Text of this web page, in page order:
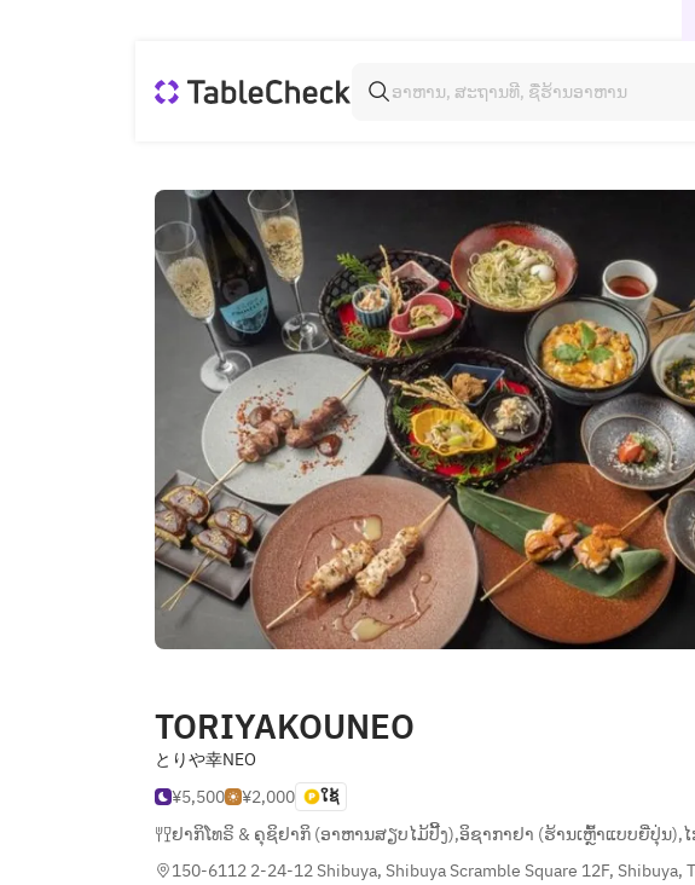
TORIYAKOUNEO
とりや幸NEO
¥5,500
¥2,000 ໃຊ້
ຢາກິໂທຣິ & ຄຸຊິຢາກິ (ອາຫານສຽບໄມ້ປີ້ງ),ອິຊາກາຢາ (ຮ້ານເຫຼົ້າແບບຍີ່ປຸ່ນ),
150-6112 2-24-12 Shibuya, Shibuya Scramble Square 12F, Shibuya,